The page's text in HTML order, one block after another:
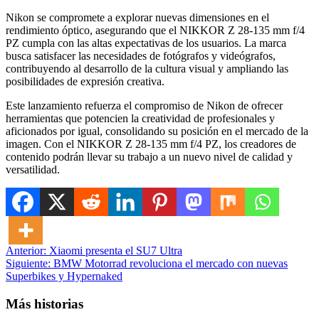
Nikon se compromete a explorar nuevas dimensiones en el
rendimiento óptico, asegurando que el NIKKOR Z 28-135 mm f/4
PZ cumpla con las altas expectativas de los usuarios. La marca
busca satisfacer las necesidades de fotógrafos y videógrafos,
contribuyendo al desarrollo de la cultura visual y ampliando las
posibilidades de expresión creativa.
Este lanzamiento refuerza el compromiso de Nikon de ofrecer
herramientas que potencien la creatividad de profesionales y
aficionados por igual, consolidando su posición en el mercado de la
imagen. Con el NIKKOR Z 28-135 mm f/4 PZ, los creadores de
contenido podrán llevar su trabajo a un nuevo nivel de calidad y
versatilidad.
Navegación
de
Anterior: Xiaomi presenta el SU7 Ultra
Siguiente: BMW Motorrad revoluciona el mercado con nuevas
Superbikes y Hypernaked
Más historias